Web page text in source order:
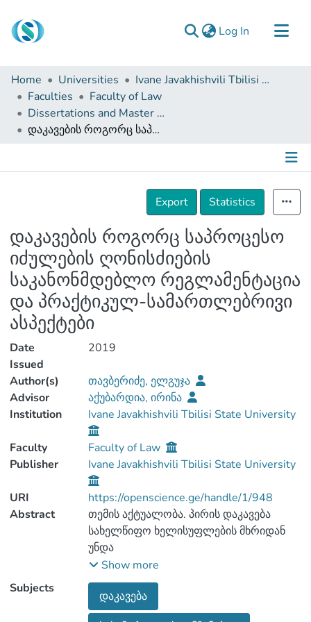
Log In (current)
Communities & Collections
Browse
Documentation
About Us
Home Universities
Ivane Javakhishvili Tbilisi State University
Faculties
Faculty of Law
Dissertations and Master Theses
დაკავების როგორც საპროცესო იძულების ღონისძიების საკანონმდებლო რეგლამენტაცია და პრაქტიკულ-სამართლებრივი ასპექტები
Details
Export
Statistics
დაკავების როგორც საპროცესო
იძულების ღონისძიების
საკანონმდებლო რეგლამენტაცია
და პრაქტიკულ-სამართლებრივი
ასპექტები
Date
Issued
2019
Author(s)
თავბერიძე, ელგუჯა
Advisor
აქუბარდია, ირინა
Institution
Ivane Javakhishvili Tbilisi State University
Faculty
Faculty of Law
Publisher
Ivane Javakhishvili Tbilisi State University
URI
https://openscience.ge/handle/1/948
Abstract
თემის აქტუალობა. პირის დაკავება
სახელწიფო ხელისუფლების მხრიდან
უნდა
განხორციელდეს მხოლოდ როგორც
ultima ratio. შესაბამისად, თემა
აქტუალურია
იმდენად, რამდენადაც იგი პირდაპირ
Show more
Subjects
დაკავება